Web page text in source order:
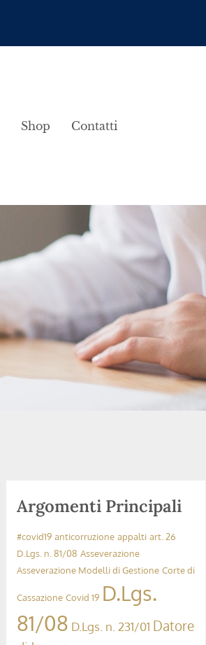
Shop Contatti
Argomenti Principali
#covid19 anticorruzione appalti art. 26
D.Lgs. n. 81/08 Asseverazione
Asseverazione Modelli di Gestione Corte di
Cassazione Covid 19 D.Lgs.
81/08 D.Lgs. n. 231/01 Datore